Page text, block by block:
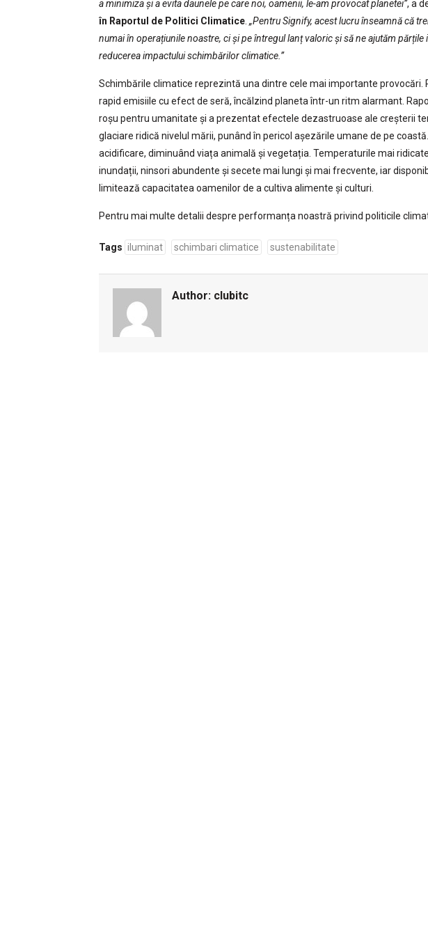
a minimiza și a evita daunele pe care noi, oamenii, le-am provocat planetei”, a
în Raportul de Politici Climatice. „Pentru Signify, acest lucru înseamnă că
numai în operațiunile noastre, ci și pe întregul lanț valoric și să ne ajutăm părțile
reducerea impactului schimbărilor climatice.”
Schimbările climatice reprezintă una dintre cele mai importante provocări.
rapid emisiile cu efect de seră, încălzind planeta într-un ritm alarmant.
roșu pentru umanitate și a prezentat efectele dezastruoase ale creșterii
glaciare ridică nivelul mării, punând în pericol așezările umane de pe
acidificare, diminuând viața animală și vegetația. Temperaturile mai
inundații, ninsori abundente și secete mai lungi și mai frecvente, iar
limitează capacitatea oamenilor de a cultiva alimente și culturi.
Pentru mai multe detalii despre performanța noastră privind politicile
Tags iluminat schimbari climatice sustenabilitate
Author: clubitc